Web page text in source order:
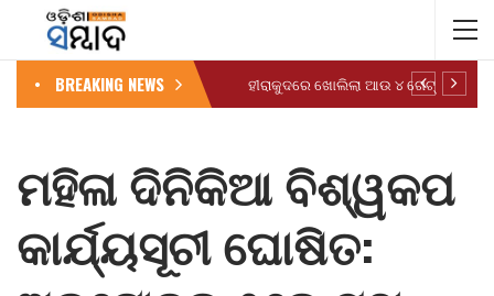
BREAKING NEWS ହୀରାକୁଦରେ ଖୋଲିଲା ଆଉ ୪ ଗେଟ୍
ମହିଳା ଦିନିକିଆ ବିଶ୍ୱକପ
କାର୍ଯ୍ୟସୂଚୀ ଘୋଷିତ: